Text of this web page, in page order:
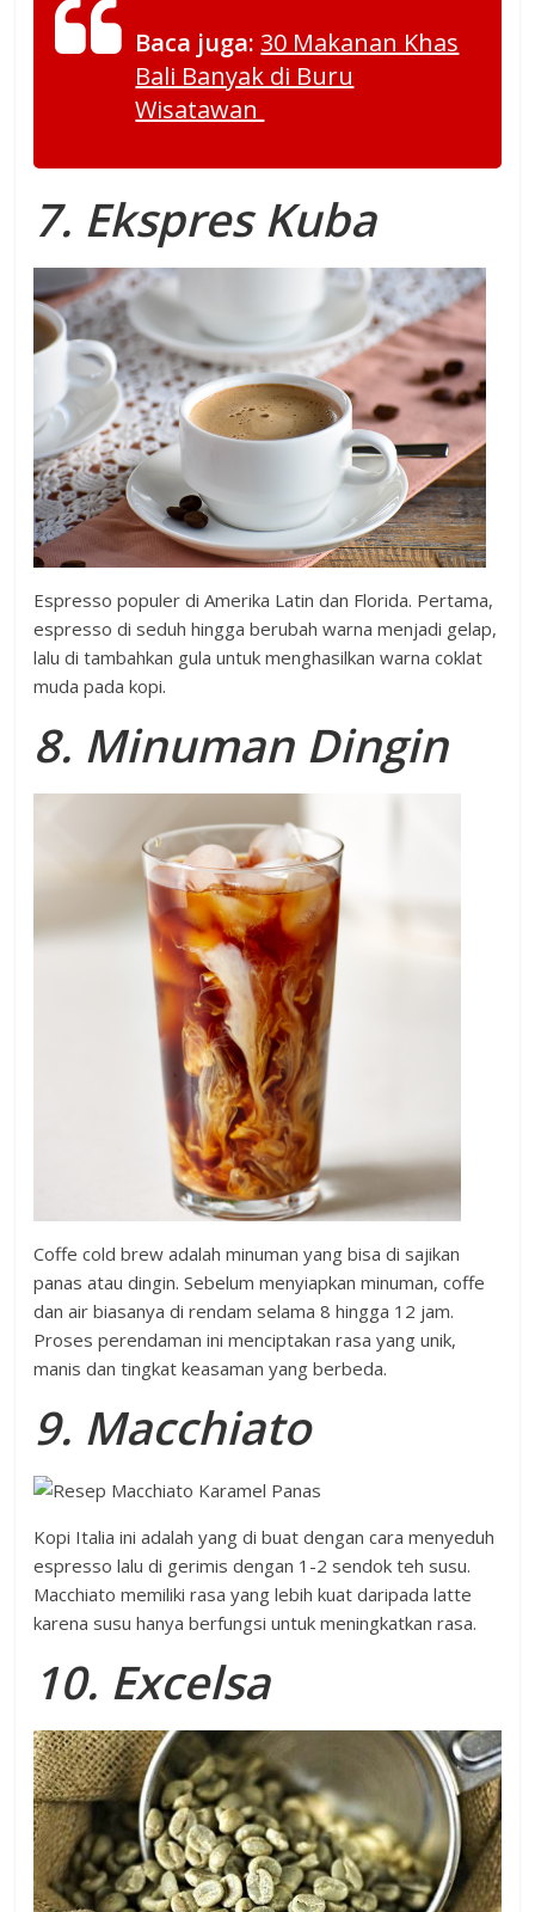
Baca juga: 30 Makanan Khas
Bali Banyak di Buru
Wisatawan
7. Ekspres Kuba
Espresso populer di Amerika Latin dan Florida. Pertama,
espresso di seduh hingga berubah warna menjadi gelap,
lalu di tambahkan gula untuk menghasilkan warna coklat
muda pada kopi.
8. Minuman Dingin
Coffe cold brew adalah minuman yang bisa di sajikan
panas atau dingin. Sebelum menyiapkan minuman, coffe
dan air biasanya di rendam selama 8 hingga 12 jam.
Proses perendaman ini menciptakan rasa yang unik,
manis dan tingkat keasaman yang berbeda.
9. Macchiato
Kopi Italia ini adalah yang di buat dengan cara menyeduh
espresso lalu di gerimis dengan 1-2 sendok teh susu.
Macchiato memiliki rasa yang lebih kuat daripada latte
karena susu hanya berfungsi untuk meningkatkan rasa.
10. Excelsa